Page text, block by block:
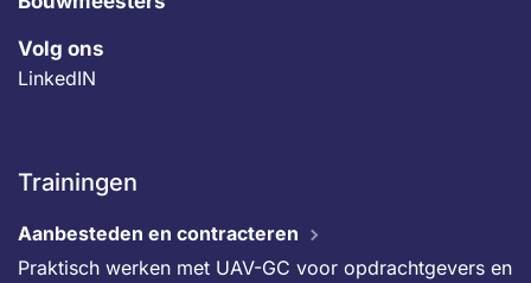
Volg ons
LinkedIN
Trainingen
Aanbesteden en contracteren
Praktisch werken met UAV-GC voor opdrachtgevers en